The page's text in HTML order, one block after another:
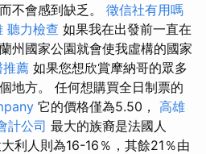
不會感到缺乏。 徵信社有用嗎
聽力檢查 如果我在出發前一直在
州國家公園就會使我虛構的國家
推薦 如果您想欣賞摩納哥的眾多
地方。 任何想購買全日制票的
它的價格僅為5.50， 高雄
計公司 最大的族裔是法國人
利人則為16-16％，其餘21％由